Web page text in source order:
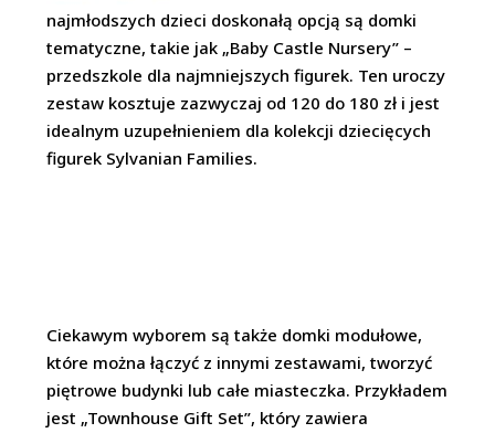
najmłodszych dzieci doskonałą opcją są domki
tematyczne, takie jak „Baby Castle Nursery” –
przedszkole dla najmniejszych figurek. Ten uroczy
zestaw kosztuje zazwyczaj od 120 do 180 zł i jest
idealnym uzupełnieniem dla kolekcji dziecięcych
figurek Sylvanian Families.
Ciekawym wyborem są także domki modułowe,
które można łączyć z innymi zestawami, tworzyć
piętrowe budynki lub całe miasteczka. Przykładem
jest „Townhouse Gift Set”, który zawiera